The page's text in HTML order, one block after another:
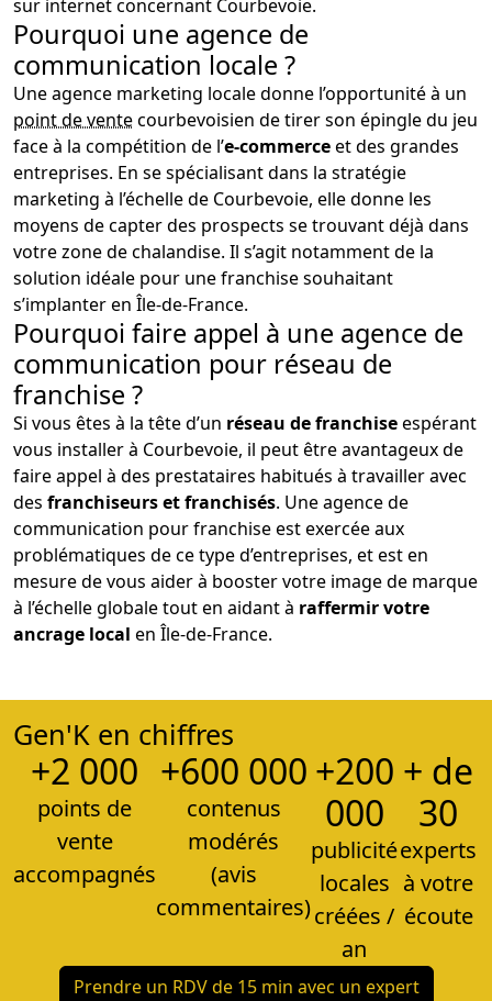
sur internet concernant Courbevoie.
Pourquoi une agence de
communication locale ?
Une agence marketing locale donne l’opportunité à un
point de ventecourbevoisien de tirer son épingle du jeu
face à la compétition de l’e-commerceet des grandes
entreprises. En se spécialisant dans la stratégie
marketing à l’échelle de Courbevoie, elle donne les
moyens de capter des prospects se trouvant déjà dans
votre zone de chalandise. Il s’agit notamment de la
solution idéale pour une franchise souhaitant
s’implanter en Île-de-France.
Pourquoi faire appel à une agence de
communication pour réseau de
franchise ?
Si vous êtes à la tête d’un réseau de franchiseespérant
vous installer à Courbevoie, il peut être avantageux de
faire appel à des prestataires habitués à travailler avec
des franchiseurs et franchisés. Une agence de
communication pour franchise est exercée aux
problématiques de ce type d’entreprises, et est en
mesure de vous aider à booster votre image de marque
à l’échelle globale tout en aidant à raffermir votre
ancrage local en Île-de-France.
Gen'K en chiffres
+2 000
points de
vente
accompagnés
+600 000
contenus
modérés
(avis
commentaires)
+200
000
publicité
locales
créées /
an
+ de
30
experts
à votre
écoute
Prendre un RDV de 15 min avec un expert